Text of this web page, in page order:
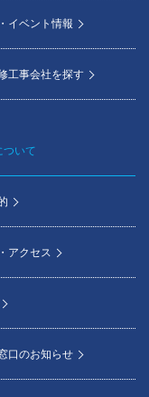
イベント情報
工事会社を探す
ついて
アクセス
口のお知らせ